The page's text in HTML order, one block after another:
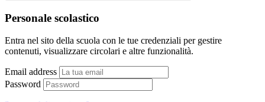
Personale scolastico
Entra nel sito della scuola con le tue credenziali per gestire
contenuti, visualizzare circolari e altre funzionalità.
Email address
Password